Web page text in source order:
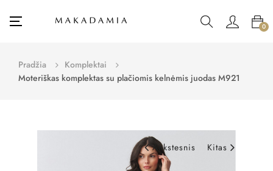
Toggle
☰ 0
Pradžia
Komplektai
Moteriškas komplektas su plačiomis kelnėmis juodas M921
Ankstesnis Kitas